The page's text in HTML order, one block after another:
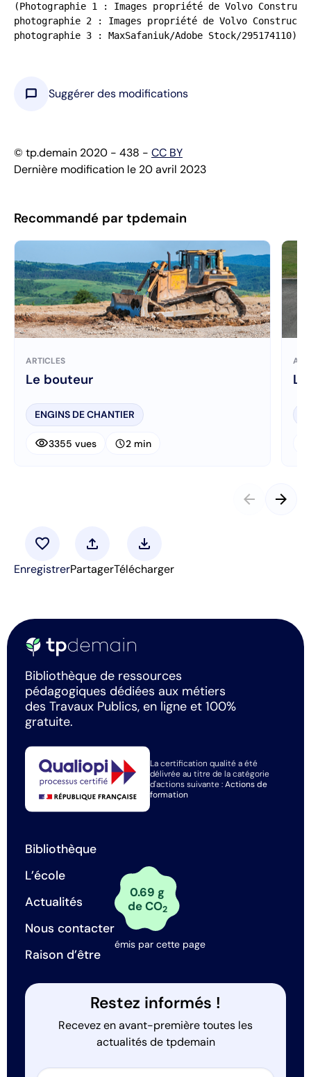
(Photographie 1 : Images propriété de Volvo
photographie 2 : Images propriété de Volvo
photographie 3 : MaxSafaniuk/Adobe Stock/295174110)
chat_bubble Suggérer des modifications
© tp.demain 2020 - 438 - CC BY
Dernière modification le 20 avril 2023
Recommandé par tpdemain
ARTICLES
Le bouteur
ENGINS DE CHANTIER
visibility3355 vues schedule2 min
arrow_back arrow_forward
favorite
Enregistrer
upload
Partager
download
Télécharger
Bibliothèque de ressources
pédagogiques dédiées aux métiers
des Travaux Publics, en ligne et 100%
gratuite.
La certification qualité a été
délivrée au titre de la catégorie
d'actions suivante :Actions de
formation
Bibliothèque
L’école
Actualités
Nous contacter
Raison d’être
0.69 g
de CO2
émis par cette page
Restez informés !
Recevez en avant-première toutes les
actualités de tpdemain